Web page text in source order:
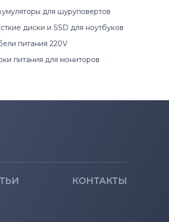
для шуруповертов
диски и SSD для ноутбуков
питания 220V
питания для мониторов
КОНТАКТЫ